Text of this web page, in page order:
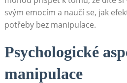
svým emocím a naučí se, jak
potřeby bez manipulace.
Psychologické
manipulace